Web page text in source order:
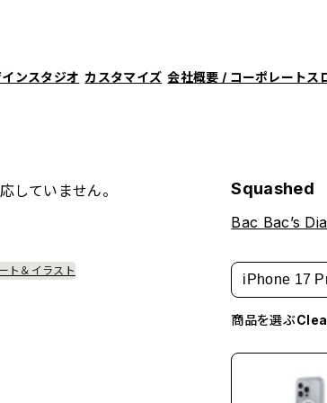
ンスタジオ カスタマイズ 会社概要 / コーポレートス
していません。
ト＆イラスト
Squashed
Bac Bac’s
iPhone 17
商品を選ぶ